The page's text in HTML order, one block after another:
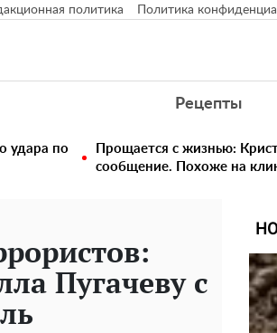
политика Политика
Рецепты
удара по
Прощается с жизнью:
сообщение. Похоже на
Пугачеву с